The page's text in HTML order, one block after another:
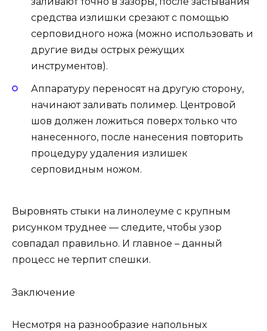
средства излишки срезают с помощью
серповидного ножа (можно использовать и
другие виды острых режущих
инструментов).
Аппаратуру переносят на другую сторону,
начинают заливать полимер. Центровой
шов должен ложиться поверх только что
нанесенного, после нанесения повторить
процедуру удаления излишек
серповидным ножом.
Выровнять стыки на линолеуме с крупным
рисунком труднее — следите, чтобы узор
совпадал правильно. И главное – данный
процесс не терпит спешки.
Заключение
Несмотря на разнообразие напольных